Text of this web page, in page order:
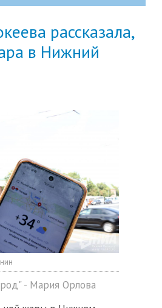
рассказала,
в Нижний
- Мария Орлова